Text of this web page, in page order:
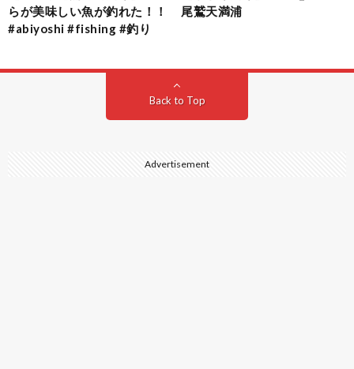
らが美味しい魚が釣れた！！
#abiyoshi #fishing #釣り
尾鷲天満浦
Back to Top
Advertisement